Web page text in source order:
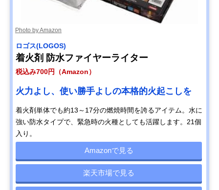
Photo by Amazon
ロゴス(LOGOS)
着火剤 防水ファイヤーライター
税込み700円（Amazon）
火力よし、使い勝手よしの本格的火起こしを
着火剤単体でも約13～17分の燃焼時間を誇るアイテム。水に
強い防水タイプで、緊急時の火種としても活躍します。21個
入り。
Amazonで見る
楽天市場で見る